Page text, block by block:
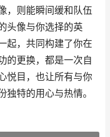
，则能瞬间缓和队伍
头像与你选择的英
起，共同构建了你在
的更换，都是一次自
悦目，也让所有与你
特的用心与热情。